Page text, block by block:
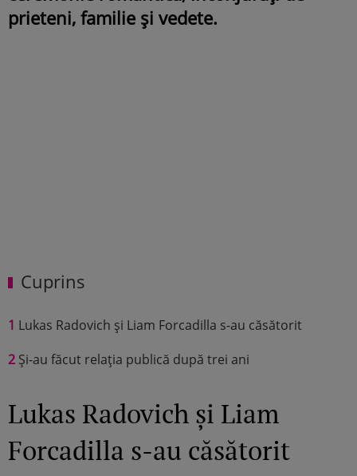
prieteni, familie și vedete.
Cuprins
1 Lukas Radovich și Liam Forcadilla s-au căsătorit
2 Și-au făcut relația publică după trei ani
Lukas Radovich și Liam
Forcadilla s-au căsătorit